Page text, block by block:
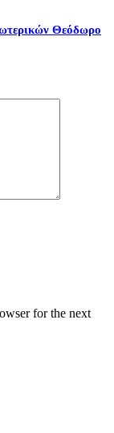
Θεόδωρο
for the next